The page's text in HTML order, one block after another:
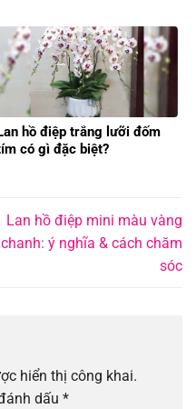
Lan hồ điệp trắng lưỡi đốm
có gì đặc biệt?
Lan hồ điệp mini màu vàng
chanh: ý nghĩa & cách chăm
sóc
hiển thị công khai.
dấu *